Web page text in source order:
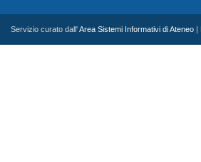
Servizio curato dall'Area Sistemi Informativi di Ateneo